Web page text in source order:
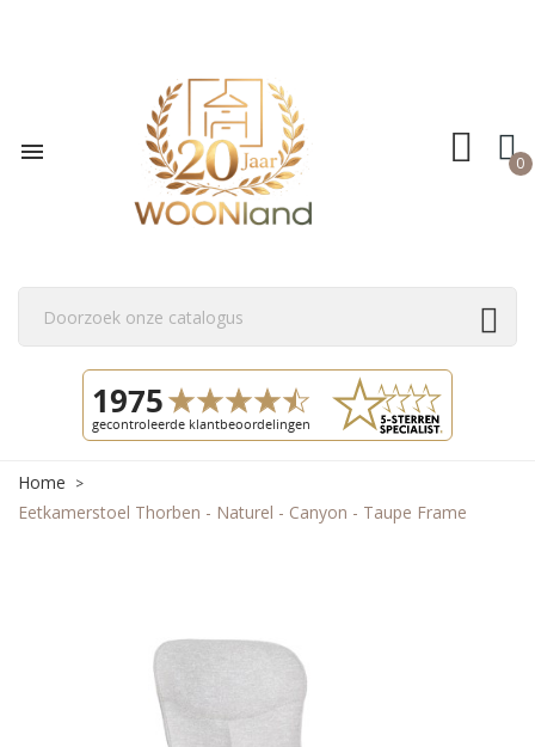
 0
Home
Eetkamerstoel Thorben - Naturel - Canyon - Taupe Frame